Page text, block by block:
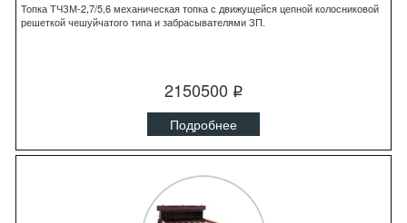
Топка ТЧЗМ-2,7/5,6 механическая топка с движущейся цепной колосниковой
решеткой чешуйчатого типа и забрасывателями ЗП.
2150500 q
Подробнее